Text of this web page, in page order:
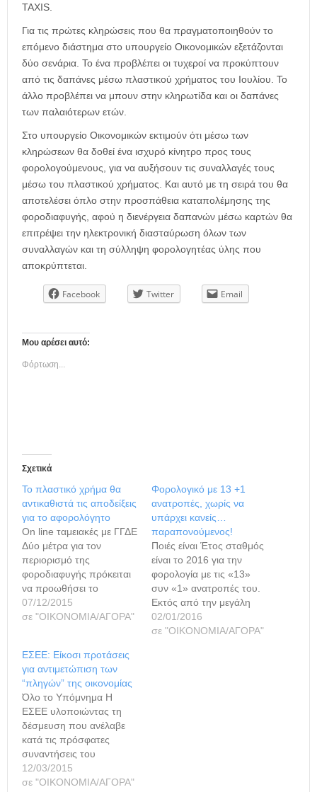
ΤΑXIS.
Για τις πρώτες κληρώσεις που θα πραγματοποιηθούν το
επόμενο διάστημα στο υπουργείο Οικονομικών εξετάζονται
δύο σενάρια. Το ένα προβλέπει οι τυχεροί να προκύπτουν
από τις δαπάνες μέσω πλαστικού χρήματος του Ιουλίου. Το
άλλο προβλέπει να μπουν στην κληρωτίδα και οι δαπάνες
των παλαιότερων ετών.
Στο υπουργείο Οικονομικών εκτιμούν ότι μέσω των
κληρώσεων θα δοθεί ένα ισχυρό κίνητρο προς τους
φορολογούμενους, για να αυξήσουν τις συναλλαγές τους
μέσω του πλαστικού χρήματος. Και αυτό με τη σειρά του θα
αποτελέσει όπλο στην προσπάθεια καταπολέμησης της
φοροδιαφυγής, αφού η διενέργεια δαπανών μέσω καρτών θα
επιτρέψει την ηλεκτρονική διασταύρωση όλων των
συναλλαγών και τη σύλληψη φορολογητέας ύλης που
αποκρύπτεται.
Facebook Twitter Email
Μου αρέσει αυτό:
Φόρτωση...
Σχετικά
Το πλαστικό χρήμα θα
αντικαθιστά τις αποδείξεις
για το αφορολόγητο
On line ταμειακές με ΓΓΔΕ
Δύο μέτρα για τον
περιορισμό της
φοροδιαφυγής πρόκειται
να προωθήσει το
υπουργείο Οικονομικών
τις επόμενες ημέρες, με
Το πρώτο είναι
διασύνδεση των
ταμειακών μηχανών
επαγγελματιών και
επιχειρήσεων με τη
γ.γ. Δημοσίων Εσόδων
προκειμένου οι ελεγκτές
να έχουν άμεση εικόνα για
να…
07/12/2015
σε "ΟΙΚΟΝΟΜΙΑ/ΑΓΟΡΑ"
Φορολογικό με 13 +1
ανατροπές, χωρίς να
υπάρχει κανείς…
παραπονούμενος!
Ποιές είναι Έτος σταθμός
είναι το 2016 για την
φορολογία με τις «13»
συν «1» ανατροπές του.
Εκτός από την μεγάλη
αλλαγή στο σκηνικό με
τους φόρους ο κλοιός
02/01/2016
σε "ΟΙΚΟΝΟΜΙΑ/ΑΓΟΡΑ"
ΕΣΕΕ: Είκοσι προτάσεις
για αντιμετώπιση των
“πληγών” της οικονομίας
Όλο το Υπόμνημα Η
ΕΣΕΕ υλοποιώντας τη
δέσμευση που ανέλαβε
κατά τις πρόσφατες
συναντήσεις του
προέδρου Β. Κορκίδη με
τον υπουργό Οικονομίας,
12/03/2015
σε "ΟΙΚΟΝΟΜΙΑ/ΑΓΟΡΑ"